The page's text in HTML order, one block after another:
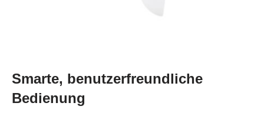
Smarte, benutzerfreundliche
Bedienung